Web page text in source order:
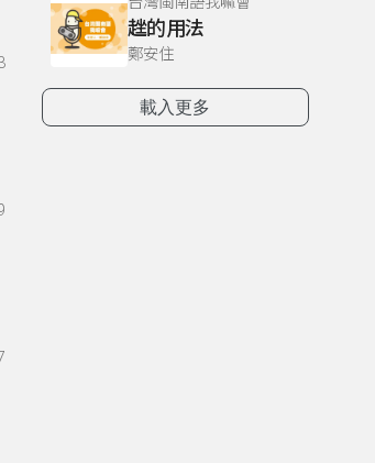
趖的用法
鄭安住
載入更多